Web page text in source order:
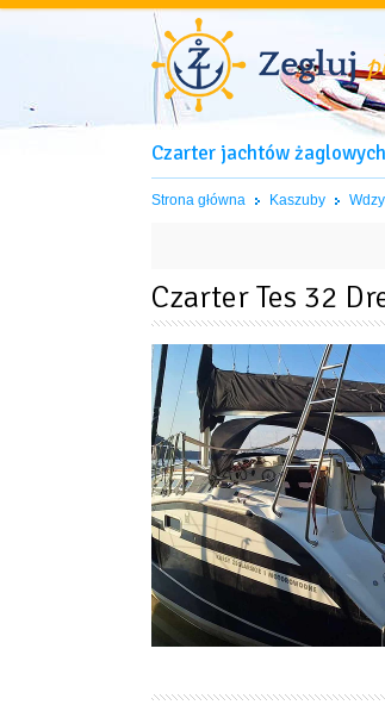
Czarter jachtów żaglowych
Strona główna Kaszuby
Czarter Tes 32